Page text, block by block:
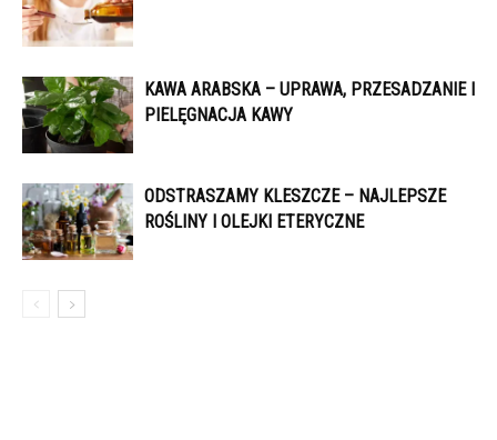
KAWA ARABSKA – UPRAWA, PRZESADZANIE I
PIELĘGNACJA KAWY
ODSTRASZAMY KLESZCZE – NAJLEPSZE
ROŚLINY I OLEJKI ETERYCZNE